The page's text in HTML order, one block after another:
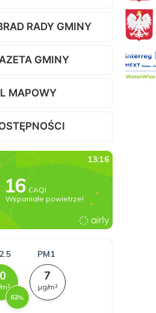
RADY GMINY
GMINY
MAPOWY